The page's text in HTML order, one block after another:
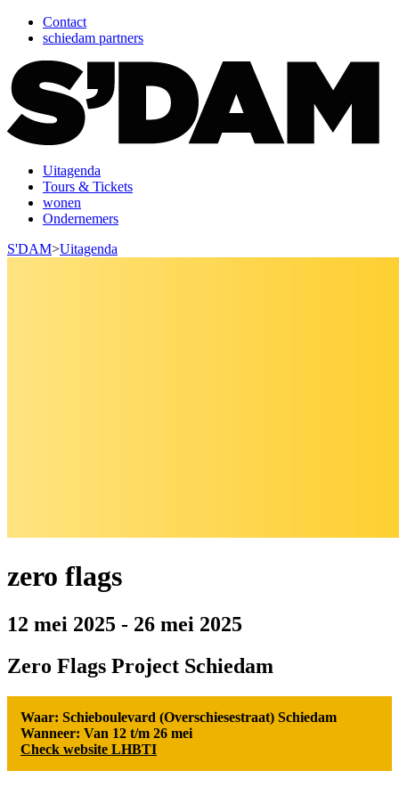
Contact
schiedam partners
Uitagenda
Tours & Tickets
wonen
Ondernemers
S'DAM>Uitagenda
zero flags
12 mei 2025 - 26 mei 2025
Zero Flags Project Schiedam
Waar: Schieboulevard (Overschiesestraat) Schiedam
Wanneer: Van 12 t/m 26 mei
Check website LHBTI